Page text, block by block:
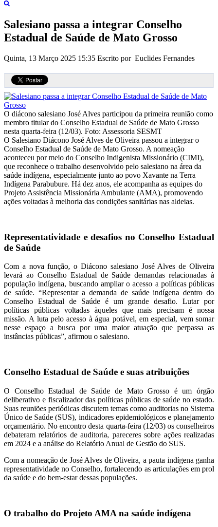
Salesiano passa a integrar Conselho
Estadual de Saúde de Mato Grosso
Quinta, 13 Março 2025 15:35 Escrito por Euclides Fernandes
O diácono salesiano José Alves participou da primeira reunião como
membro titular do Conselho Estadual de Saúde de Mato Grosso
nesta quarta-feira (12/03). Foto: Assessoria SESMT
O Salesiano Diácono José Alves de Oliveira passou a integrar o
Conselho Estadual de Saúde de Mato Grosso. A nomeação
aconteceu por meio do Conselho Indigenista Missionário (CIMI),
que reconhece o trabalho desenvolvido pelo salesiano na área da
saúde indígena, especialmente junto ao povo Xavante na Terra
Indígena Parabubure. Há dez anos, ele acompanha as equipes do
Projeto Assistência Missionária Ambulante (AMA), promovendo
ações voltadas à melhoria das condições sanitárias nas aldeias.
Representatividade e desafios no Conselho Estadual
de Saúde
Com a nova função, o Diácono salesiano José Alves de Oliveira
levará ao Conselho Estadual de Saúde demandas relacionadas à
população indígena, buscando ampliar o acesso a políticas públicas
de saúde. “Representar a demanda de saúde indígena dentro do
Conselho Estadual de Saúde é um grande desafio. Lutar por
políticas públicas voltadas àqueles que mais precisam é nossa
missão. A luta pelo acesso à água potável, em especial, vem somar
nesse espaço a busca por uma maior atuação que perpassa as
instâncias públicas”, afirmou o salesiano.
Conselho Estadual de Saúde e suas atribuições
O Conselho Estadual de Saúde de Mato Grosso é um órgão
deliberativo e fiscalizador das políticas públicas de saúde no estado.
Suas reuniões periódicas discutem temas como auditorias no Sistema
Único de Saúde (SUS), indicadores epidemiológicos e planejamento
orçamentário. No encontro desta quarta-feira (12/03) os conselheiros
debateram relatórios de auditoria, pareceres sobre ações realizadas
em 2024 e a análise do Relatório Anual de Gestão do SUS.
Com a nomeação de José Alves de Oliveira, a pauta indígena ganha
representatividade no Conselho, fortalecendo as articulações em prol
da saúde e do bem-estar dessas populações.
O trabalho do Projeto AMA na saúde indígena